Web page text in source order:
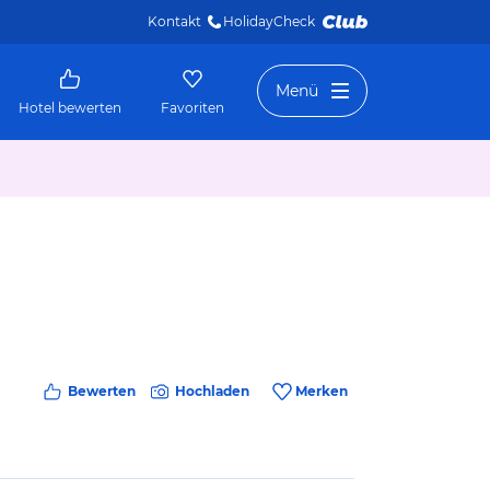
Kontakt HolidayCheck
Hotel bewerten Favoriten
Menü
Bewerten Hochladen Merken